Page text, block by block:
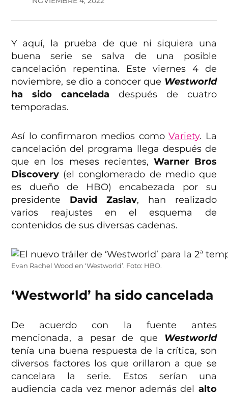
Y aquí, la prueba de que ni siquiera una
buena serie se salva de una posible
cancelación repentina. Este viernes 4 de
noviembre, se dio a conocer que Westworld
ha sido cancelada después de cuatro
temporadas.
Así lo confirmaron medios comoVariety. La
cancelación del programa llega después de
que en los meses recientes, Warner Bros
Discovery (el conglomerado de medio que
es dueño de HBO) encabezada por su
presidente David Zaslav, han realizado
varios reajustes en el esquema de
contenidos de sus diversas cadenas.
Evan Rachel Wood en ‘Westworld’. Foto: HBO.
‘Westworld’ ha sido cancelada
De acuerdo con la fuente antes
mencionada, a pesar de que Westworld
tenía una buena respuesta de la crítica, son
diversos factores los que orillaron a que se
cancelara la serie. Estos serían una
audiencia cada vez menor además del alto